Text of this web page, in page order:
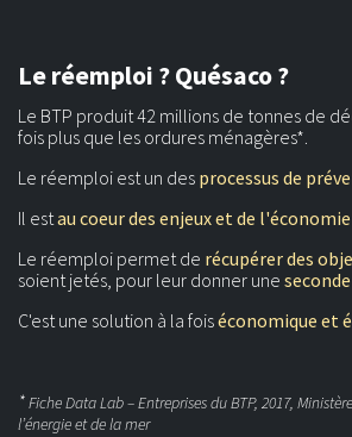
Le réemploi ? Quésaco ?
Le BTP produit 42 millions de tonnes de
fois plus que les ordures ménagères*.
Le réemploi est un des processus de
Il estau coeur des enjeux et de
Le réemploi permet de récupérer des
soient jetés, pour leur donner une
C'est une solution à la foiséconomique et
*Fiche Data Lab – Entreprises du BTP, 2017,
l’énergie et de la mer